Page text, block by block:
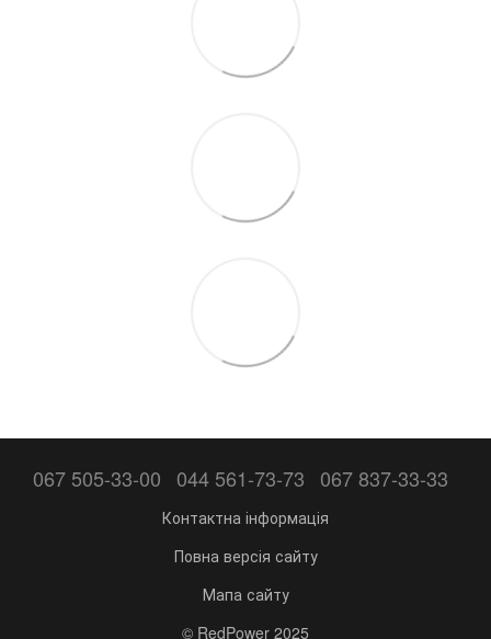
067 505-33-00 044 561-73-73 067 837-33-33
Контактна інформація
Повна версія сайту
Мапа сайту
© RedPower 2025